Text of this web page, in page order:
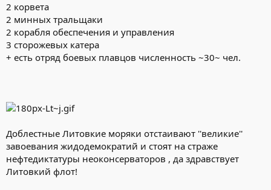
2 корвета
2 минных тральщаки
2 корабля обеспечения и управления
3 сторожевых катера
+ есть отряд боевых плавцов численность ~30~ чел.
Доблестные Литовкие моряки отстаивают ''великие''
завоевания жидодемократий и стоят на страже
нефтедиктатуры неоконсерваторов , да здравствует
Литовкий флот!